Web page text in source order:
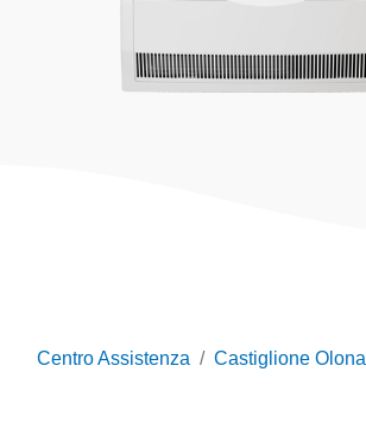
Centro Assistenza Castiglione Olona